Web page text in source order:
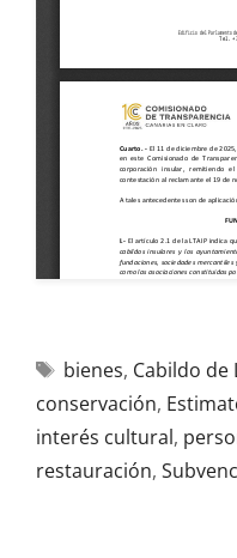
bienes, Cabildo de
conservación,
interés cultural,
restauración,